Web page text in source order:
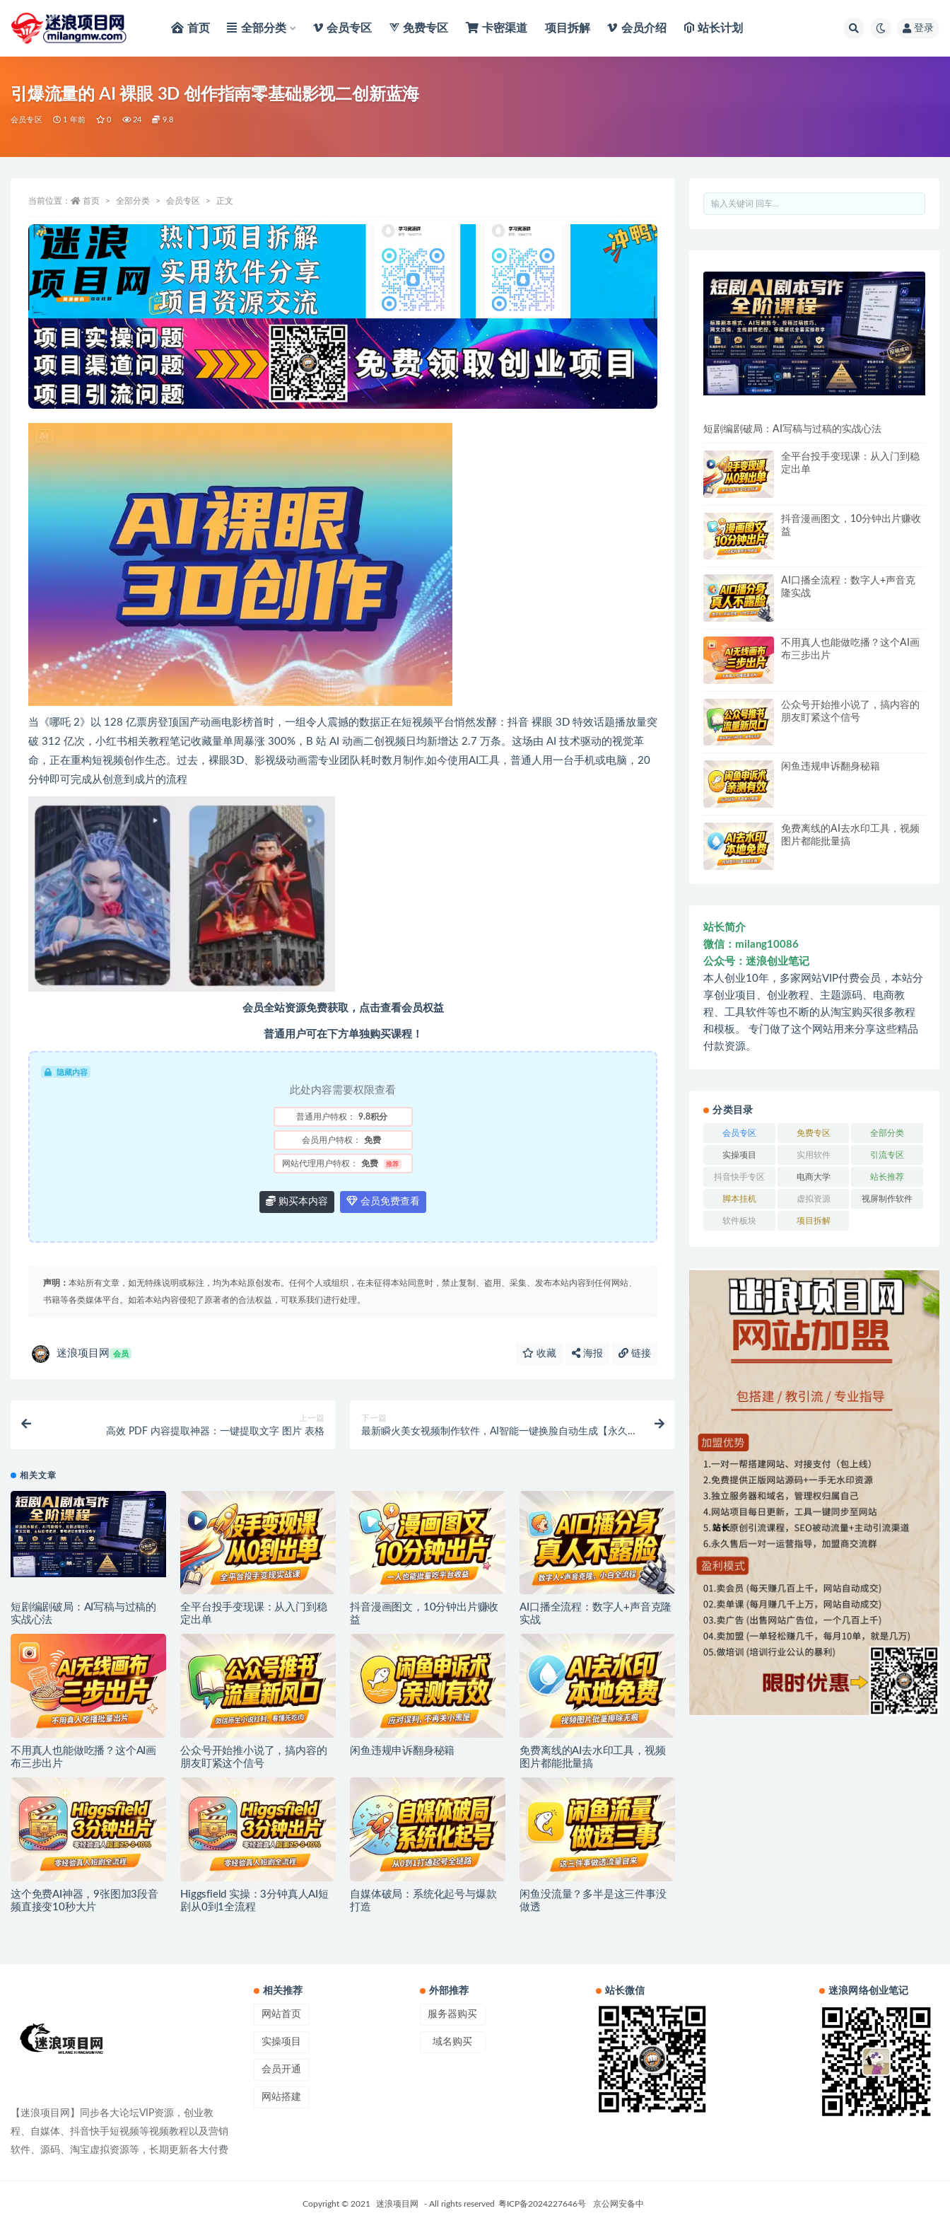
首页 全部分类 会员专区 免费专区 卡密渠道 项目拆解 会员介绍 站长计划 登录
引爆流量的 AI 裸眼 3D 创作指南零基础影视二创新蓝海
会员专区 1 年前 0 24 9.8
当前位置： 首页 全部分类 会员专区 正文
当《哪吒 2》以 128 亿票房登顶国产动画电影榜首时，一组令人震撼的数据正在短视频平台悄然发酵：抖音 裸眼 3D 特效话题播放量突
破 312 亿次，小红书相关教程笔记收藏量单周暴涨 300%，B 站 AI 动画二创视频日均新增达 2.7 万条。这场由 AI 技术驱动的视觉革
命，正在重构短视频创作生态。过去，裸眼3D、影视级动画需专业团队耗时数月制作,如今使用AI工具，普通人用一台手机或电脑，20
分钟即可完成从创意到成片的流程
会员全站资源免费获取，点击查看会员权益
普通用户可在下方单独购买课程！
隐藏内容
此处内容需要权限查看
普通用户特权： 9.8积分
会员用户特权： 免费
网站代理用户特权： 免费 推荐
购买本内容 会员免费查看
声明： 本站所有文章，如无特殊说明或标注，均为本站原创发布。任何个人或组织，在未征得本站同意时，禁止复制、盗用、采集、发布本站内容到任何网站、
书籍等各类媒体平台。如若本站内容侵犯了原著者的合法权益，可联系我们进行处理。
迷浪项目网 会员 收藏 海报 链接
上一篇
高效 PDF 内容提取神器：一键提取文字 图片 表格
下一篇
最新瞬火美女视频制作软件，AI智能一键换脸自动生成【永久软
相关文章
短剧编剧破局：AI写稿与过稿的
实战心法
全平台投手变现课：从入门到稳
定出单
抖音漫画图文，10分钟出片赚收
益
AI口播全流程：数字人+声音克隆
实战
不用真人也能做吃播？这个AI画
布三步出片
公众号开始推小说了，搞内容的
朋友盯紧这个信号
闲鱼违规申诉翻身秘籍
免费离线的AI去水印工具，视频
图片都能批量搞
这个免费AI神器，9张图加3段音
频直接变10秒大片
Higgsfield 实操：3分钟真人AI短
剧从0到1全流程
自媒体破局：系统化起号与爆款
打造
闲鱼没流量？多半是这三件事没
做透
短剧编剧破局：AI写稿与过稿的实战心法
全平台投手变现课：从入门到稳
定出单
抖音漫画图文，10分钟出片赚收
益
AI口播全流程：数字人+声音克
隆实战
不用真人也能做吃播？这个AI画
布三步出片
公众号开始推小说了，搞内容的
朋友盯紧这个信号
闲鱼违规申诉翻身秘籍
免费离线的AI去水印工具，视频
图片都能批量搞
站长简介
微信：milang10086
公众号：迷浪创业笔记
本人创业10年，多家网站VIP付费会员，本站分
享创业项目、创业教程、主题源码、电商教
程、工具软件等也不断的从淘宝购买很多教程
和模板。 专门做了这个网站用来分享这些精品
付款资源。
分类目录
会员专区 免费专区 全部分类
实操项目 实用软件 引流专区
抖音快手专区 电商大学 站长推荐
脚本挂机 虚拟资源 视屏制作软件
软件板块 项目拆解
【迷浪项目网】同步各大论坛VIP资源，创业教
程、自媒体、抖音快手短视频等视频教程以及营销
软件、源码、淘宝虚拟资源等，长期更新各大付费
相关推荐
网站首页
实操项目
会员开通
网站搭建
外部推荐
服务器购买
域名购买
站长微信 迷浪网络创业笔记
Copyright © 2021 迷浪项目网 - All rights reserved 粤ICP备2024227646号 京公网安备中